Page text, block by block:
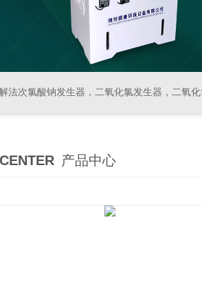
法次氯酸钠发生器，二氧化氯发生器，二氧化氯投加器，缓释消毒器
产品中心